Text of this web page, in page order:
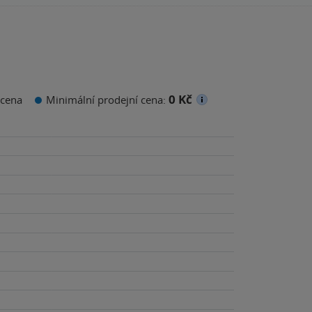
Minimální prodejní cena: 0 Kč